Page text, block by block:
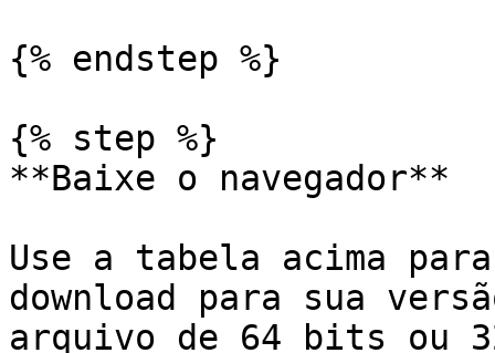
{% endstep %}
{% step %}
**Baixe o navegador**
Use a tabela acima
download para sua
arquivo de 64 bits ou